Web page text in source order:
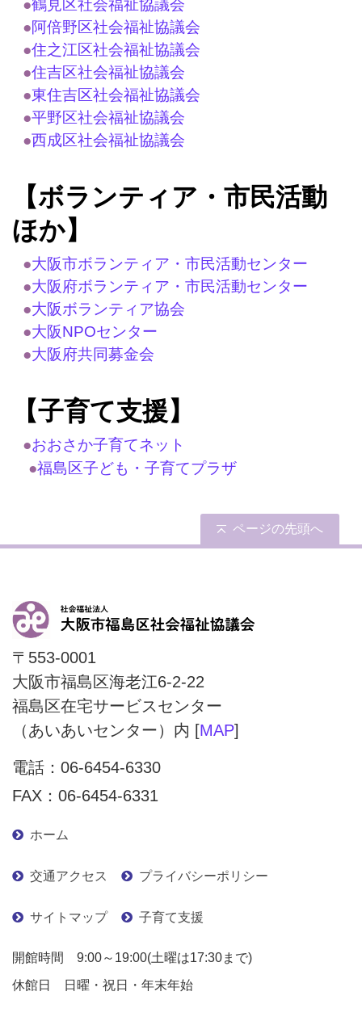
●鶴見区社会福祉協議会
●阿倍野区社会福祉協議会
●住之江区社会福祉協議会
●住吉区社会福祉協議会
●東住吉区社会福祉協議会
●平野区社会福祉協議会
●西成区社会福祉協議会
【ボランティア・市民活動
ほか】
●大阪市ボランティア・市民活動センター
●大阪府ボランティア・市民活動センター
●大阪ボランティア協会
●大阪NPOセンター
●大阪府共同募金会
【子育て支援】
●おおさか子育てネット
●福島区子ども・子育てプラザ
ページの先頭へ
〒553-0001
大阪市福島区海老江6-2-22
福島区在宅サービスセンター
（あいあいセンター）内 [MAP]
電話： 06-6454-6330
FAX：06-6454-6331
ホーム
交通アクセス プライバシーポリシー
サイトマップ 子育て支援
開館時間 9:00～19:00(土曜は17:30まで)
休館日 日曜・祝日・年末年始